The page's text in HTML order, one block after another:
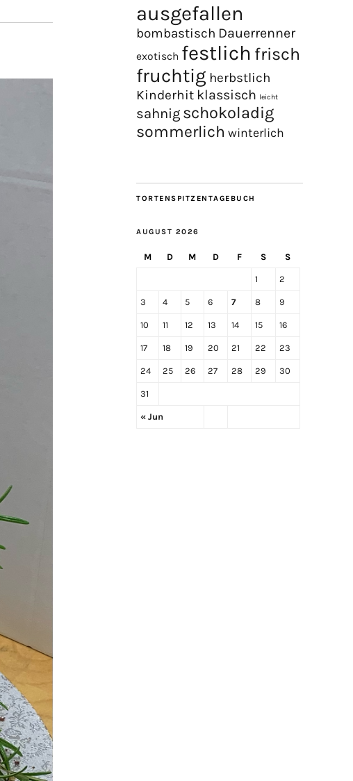
ausgefallen
bombastisch Dauerrenner
exotisch festlich frisch
fruchtig herbstlich
Kinderhit klassisch leicht
sahnig schokoladig
sommerlich winterlich
TORTENSPITZENTAGEBUCH
AUGUST 2026
M D M D F S S
« Jun
1 2
3 4 5 6 7 8 9
10 11 12 13 14 15 16
17 18 19 20 21 22 23
24 25 26 27 28 29 30
31